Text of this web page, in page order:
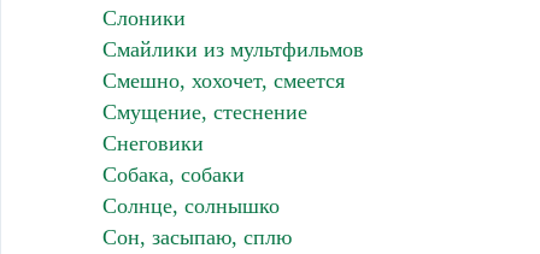
Слоники
Смайлики из мультфильмов
Смешно, хохочет, смеется
Смущение, стеснение
Снеговики
Собака, собаки
Солнце, солнышко
Сон, засыпаю, сплю